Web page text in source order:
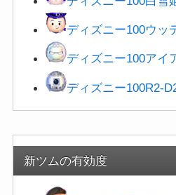
ディズニー100ウッ
ディズニー100アイ
ディズニー100R2-
新ツムの有効度